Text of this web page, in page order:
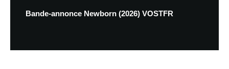
Bande-annonce Newborn (2026) VOSTFR